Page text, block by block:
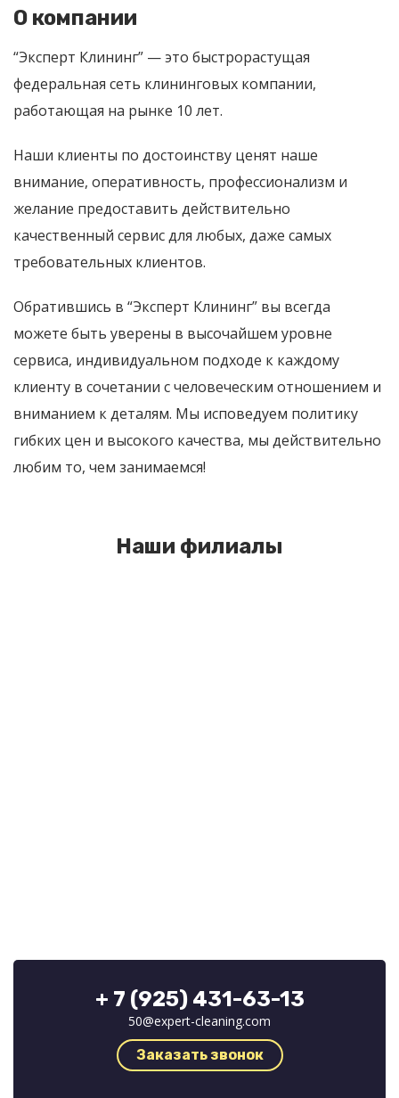
О компании
“Эксперт Клининг” — это быстрорастущая
федеральная сеть клининговых компании,
работающая на рынке 10 лет.
Наши клиенты по достоинству ценят наше
внимание, оперативность, профессионализм и
желание предоставить действительно
качественный сервис для любых, даже самых
требовательных клиентов.
Обратившись в “Эксперт Клининг” вы всегда
можете быть уверены в высочайшем уровне
сервиса, индивидуальном подходе к каждому
клиенту в сочетании с человеческим отношением и
вниманием к деталям. Мы исповедуем политику
гибких цен и высокого качества, мы действительно
любим то, чем занимаемся!
Наши филиалы
+ 7 (925) 431-63-13
50@expert-cleaning.com
Заказать звонок